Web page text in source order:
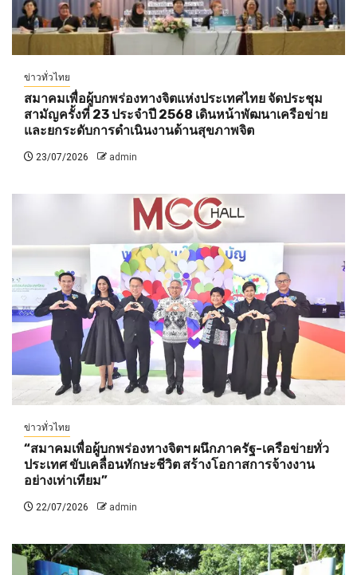
ข่าวทั่วไทย
สมาคมเพื่อผู้บกพร่องทางจิตแห่งประเทศไทย จัดประชุม
สามัญครั้งที่ 23 ประจำปี 2568 เดินหน้าพัฒนาเครือข่าย
และยกระดับการดำเนินงานด้านสุขภาพจิต
23/07/2026 admin
ข่าวทั่วไทย
“สมาคมเพื่อผู้บกพร่องทางจิตฯ ผนึกภาครัฐ-เครือข่ายทั่ว
ประเทศ ขับเคลื่อนทักษะชีวิต สร้างโอกาสการจ้างงาน
อย่างเท่าเทียม”
22/07/2026 admin